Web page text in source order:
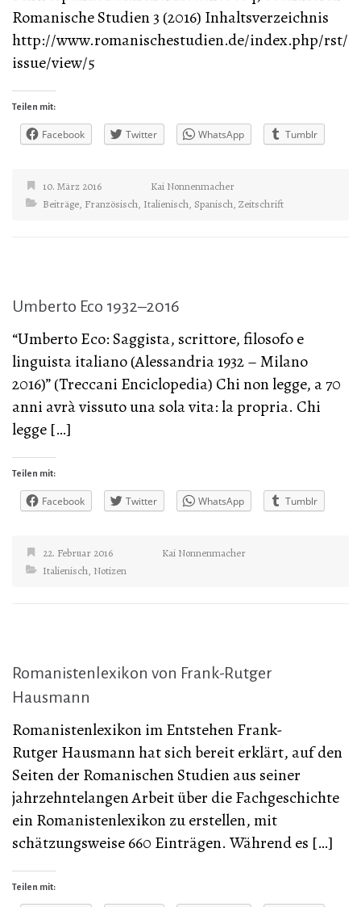
Romanische Studien 3 (2016) Inhaltsverzeichnis
http://www.romanischestudien.de/index.php/rst/
issue/view/5
Teilen mit:
Facebook Twitter WhatsApp Tumblr
10. März 2016
Kai Nonnenmacher
Beiträge, Französisch, Italienisch, Spanisch, Zeitschrift
Umberto Eco 1932–2016
“Umberto Eco: Saggista, scrittore, filosofo e
linguista italiano (Alessandria 1932 – Milano
2016)” (Treccani Enciclopedia) Chi non legge, a 70
anni avrà vissuto una sola vita: la propria. Chi
legge […]
Teilen mit:
Facebook Twitter WhatsApp Tumblr
22. Februar 2016
Kai Nonnenmacher
Italienisch, Notizen
Romanistenlexikon von Frank-Rutger
Hausmann
Romanistenlexikon im Entstehen Frank-
Rutger Hausmann hat sich bereit erklärt, auf den
Seiten der Romanischen Studien aus seiner
jahrzehntelangen Arbeit über die Fachgeschichte
ein Romanistenlexikon zu erstellen, mit
schätzungsweise 660 Einträgen. Während es […]
Teilen mit: